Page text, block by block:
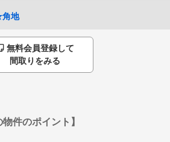
地
無料会員登録して
間取りをみる
物件のポイント】